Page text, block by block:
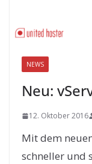
NEWS
Neu:
12. Oktober 2016
Mit dem
schneller und